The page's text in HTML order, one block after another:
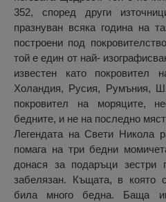
352, според други
празнуван всяка година на
построени под
той е един от най-
известен като покровител
Холандия, Русия, Румъния,
покровител на моряците,
бедните, и не на последно
Легендата на Свети Никола
помага на три бедни
донася за подаръци
забелязан. Къщата, в която
била много бедна. Баща